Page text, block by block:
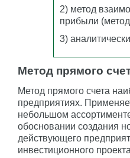
2) метод
прибыли (метод
3)
Метод прямого
Метод прямого счета
предприятиях.
небольшом
обосновании создания
действующего
инвестиционного